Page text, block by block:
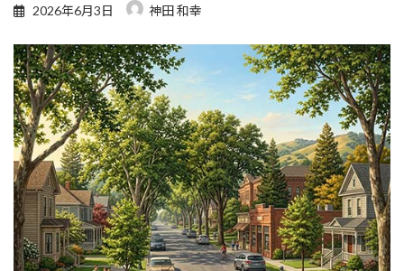
2026年6月3日 神田 和幸